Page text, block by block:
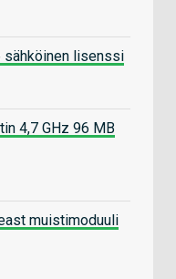
lisenssi
4,7 GHz 96 MB
muistimoduuli